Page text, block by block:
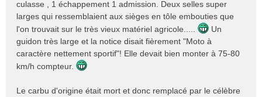
culasse , 1 échappement 1 admission. Deux selles super
larges qui ressemblaient aux sièges en tôle embouties que
l'on trouvait sur le très vieux matériel agricole.....
Un
guidon très large et la notice disait fièrement "Moto à
caractère nettement sportif"! Elle devait bien monter à 75-80
km/h compteur.
Le carbu d'origine était mort et donc remplacé par le célèbre